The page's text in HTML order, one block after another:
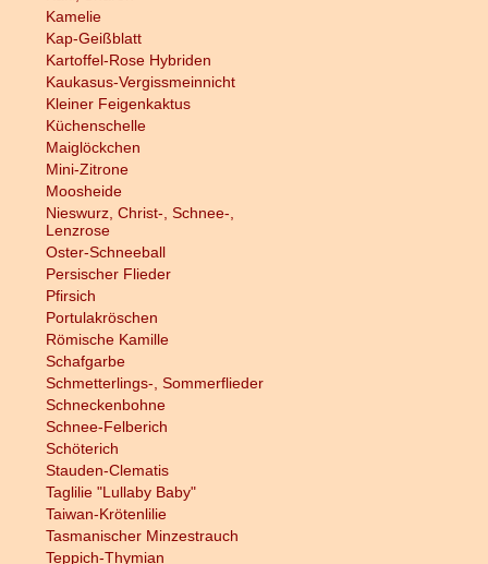
Kamelie
Kap-Geißblatt
Kartoffel-Rose Hybriden
Kaukasus-Vergissmeinnicht
Kleiner Feigenkaktus
Küchenschelle
Maiglöckchen
Mini-Zitrone
Moosheide
Nieswurz, Christ-, Schnee-,
Lenzrose
Oster-Schneeball
Persischer Flieder
Pfirsich
Portulakröschen
Römische Kamille
Schafgarbe
Schmetterlings-, Sommerflieder
Schneckenbohne
Schnee-Felberich
Schöterich
Stauden-Clematis
Taglilie "Lullaby Baby"
Taiwan-Krötenlilie
Tasmanischer Minzestrauch
Teppich-Thymian